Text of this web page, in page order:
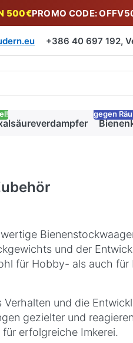
500€PROMO CODE:
+386 40 697 192,
erscheinen
gegen
und der
für Hobby- als auch für
und die
gezielter und
erfolgreiche Imkerei.